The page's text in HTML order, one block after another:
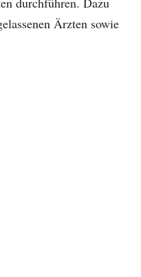
Ärzten sowie